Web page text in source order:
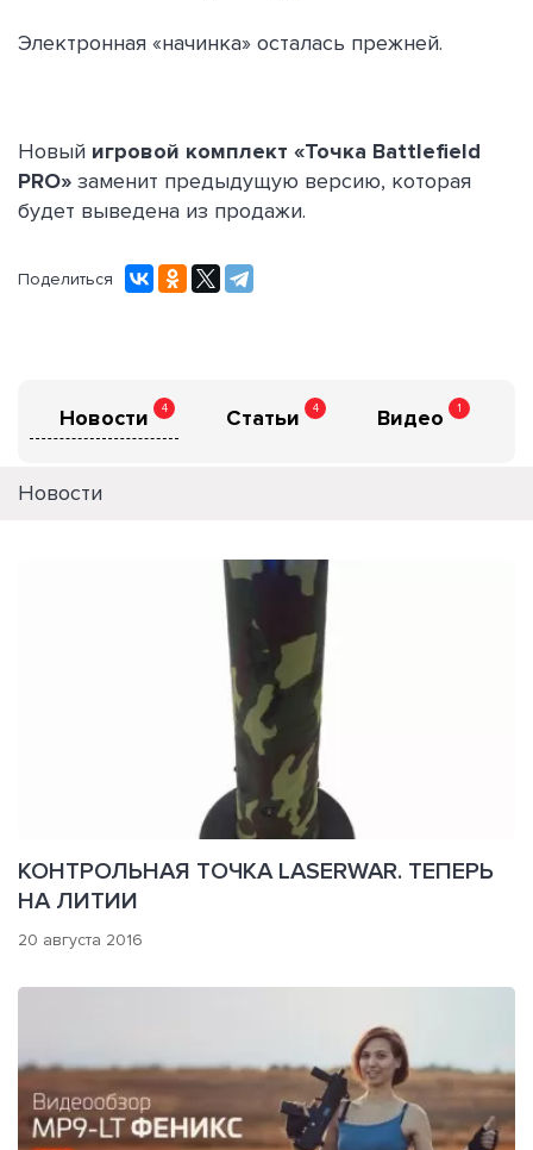
Электронная «начинка» осталась прежней.
Новый игровой комплект «Точка Battlefield
PRO» заменит предыдущую версию, которая
будет выведена из продажи.
Поделиться
Новости 4 Статьи 4 Видео 1
Новости
КОНТРОЛЬНАЯ ТОЧКА LASERWAR. ТЕПЕРЬ
НА ЛИТИИ
20 августа 2016